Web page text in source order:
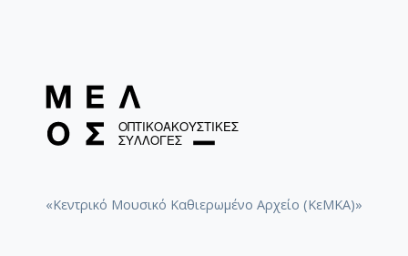
«Κεντρικό Μουσικό Καθιερωμένο Αρχείο (ΚεΜΚΑ)»